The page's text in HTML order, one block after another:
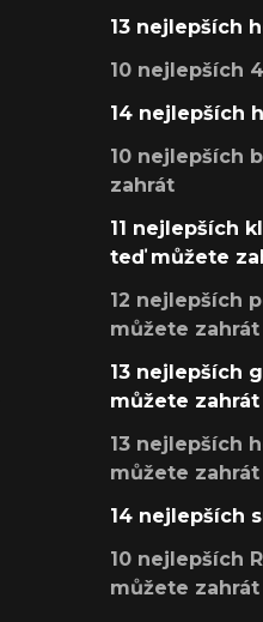
13 nejlepších
10 nejlepších
14 nejlepších
10 nejlepších
zahrát
11 nejlepších
teď můžete
12 nejlepších
můžete zahrát
13 nejlepších
můžete zahrát
13 nejlepších
můžete zahrát
14 nejlepších
10 nejlepších
můžete zahrát